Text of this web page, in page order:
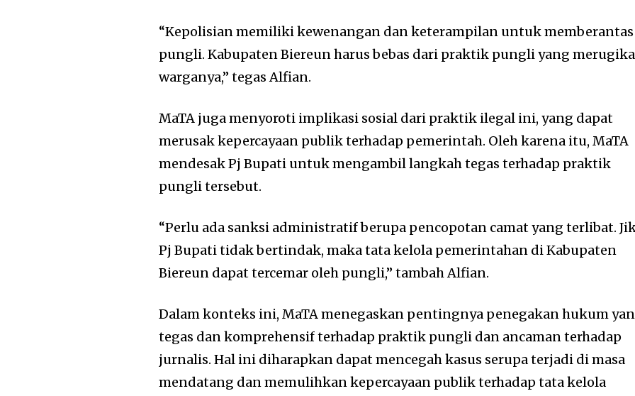
“Kepolisian memiliki kewenangan dan keterampilan untuk memberantas
pungli. Kabupaten Biereun harus bebas dari praktik pungli yang
warganya,” tegas Alfian.
MaTA juga menyoroti implikasi sosial dari praktik ilegal ini, yang dapat
merusak kepercayaan publik terhadap pemerintah. Oleh karena itu, MaTA
mendesak Pj Bupati untuk mengambil langkah tegas terhadap praktik
pungli tersebut.
“Perlu ada sanksi administratif berupa pencopotan camat yang terlibat.
Pj Bupati tidak bertindak, maka tata kelola pemerintahan di Kabupaten
Biereun dapat tercemar oleh pungli,” tambah Alfian.
Dalam konteks ini, MaTA menegaskan pentingnya penegakan hukum
tegas dan komprehensif terhadap praktik pungli dan ancaman terhadap
jurnalis. Hal ini diharapkan dapat mencegah kasus serupa terjadi di masa
mendatang dan memulihkan kepercayaan publik terhadap tata kelola